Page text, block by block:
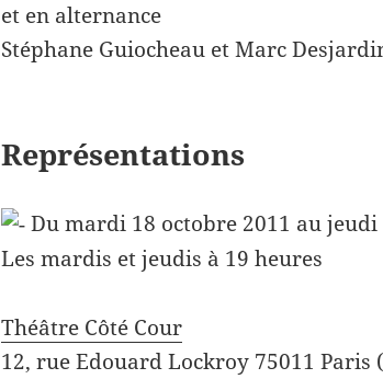
et en alternance
Stéphane Guiocheau et Marc
Représentations
Du mardi 18 octobre 2011 au
Les mardis et jeudis à 19 heures
Théâtre Côté Cour
12, rue Edouard Lockroy 75011 Paris